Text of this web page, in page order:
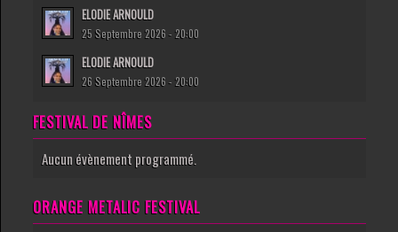
ELODIE ARNOULD
25 Septembre 2026 - 20:00
ELODIE ARNOULD
26 Septembre 2026 - 20:00
FESTIVAL DE NÎMES
Aucun évènement programmé.
ORANGE METALIC FESTIVAL